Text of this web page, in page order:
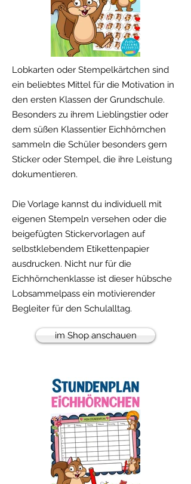
Lobkarten oder Stempelkärtchen sind
ein beliebtes Mittel für die Motivation in
den ersten Klassen der Grundschule.
Besonders zu ihrem Lieblingstier oder
dem süßen Klassentier Eichhörnchen
sammeln die Schüler besonders gern
Sticker oder Stempel, die ihre Leistung
dokumentieren.
Die Vorlage kannst du individuell mit
eigenen Stempeln versehen oder die
beigefügten Stickervorlagen auf
selbstklebendem Etikettenpapier
ausdrucken. Nicht nur für die
Eichhörnchenklasse ist dieser hübsche
Lobsammelpass ein motivierender
Begleiter für den Schulalltag.
im Shop anschauen